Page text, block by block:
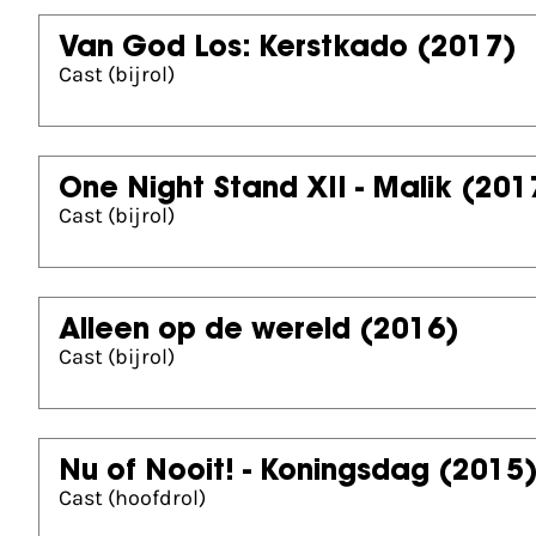
Van God Los: Kerstkado (2017)
Cast (bijrol)
One Night Stand XII - Malik
Cast (bijrol)
Alleen op de wereld (2016)
Cast (bijrol)
Nu of Nooit! - Koningsdag
Cast (hoofdrol)